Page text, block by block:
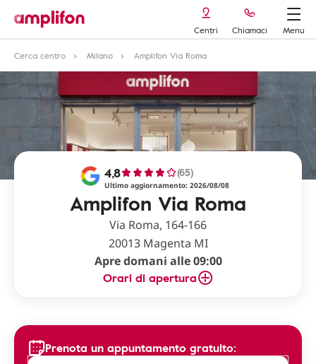
Centri Chiamaci
Menu
Cerca centro
Milano Amplifon Via Roma
Amplifon Via Roma
4,8 (65)
Ultimo aggiornamento: 2026/08/08
Via Roma, 164-166
20013 Magenta MI
Apre domani alle 09:00
Orari di apertura
Prenota un appuntamento gratuito: